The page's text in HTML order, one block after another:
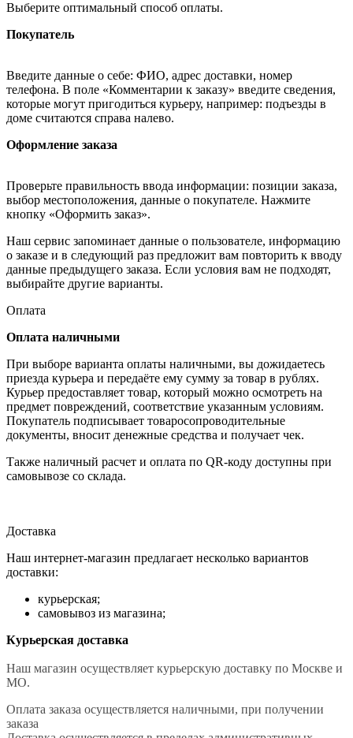
Выберите оптимальный способ оплаты.
Покупатель
Введите данные о себе: ФИО, адрес доставки, номер
телефона. В поле «Комментарии к заказу» введите сведения,
которые могут пригодиться курьеру, например: подъезды в
доме считаются справа налево.
Оформление заказа
Проверьте правильность ввода информации: позиции заказа,
выбор местоположения, данные о покупателе. Нажмите
кнопку «Оформить заказ».
Наш сервис запоминает данные о пользователе, информацию
о заказе и в следующий раз предложит вам повторить к вводу
данные предыдущего заказа. Если условия вам не подходят,
выбирайте другие варианты.
Оплата
Оплата наличными
При выборе варианта оплаты наличными, вы дожидаетесь
приезда курьера и передаёте ему сумму за товар в рублях.
Курьер предоставляет товар, который можно осмотреть на
предмет повреждений, соответствие указанным условиям.
Покупатель подписывает товаросопроводительные
документы, вносит денежные средства и получает чек.
Также наличный расчет и оплата по QR-коду доступны при
самовывозе со склада.
Доставка
Наш интернет-магазин предлагает несколько вариантов
доставки:
курьерская;
самовывоз из магазина;
Курьерская доставка
Наш магазин осуществляет курьерскую доставку по Москве и
МО.
Оплата заказа осуществляется наличными, при получении
заказа